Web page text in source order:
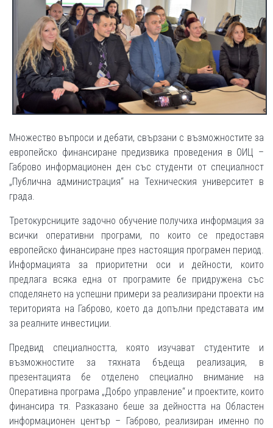
Множество въпроси и дебати, свързани с възможностите за
европейско финансиране предизвика проведения в ОИЦ –
Габрово информационен ден със студенти от специалност
„Публична администрация“ на Техническия университет в
града.
Третокурсниците задочно обучение получиха информация за
всички оперативни програми, по които се предоставя
европейско финансиране през настоящия програмен период.
Информацията за приоритетни оси и дейности, които
предлага всяка една от програмите бе придружена със
споделянето на успешни примери за реализирани проекти на
територията на Габрово, което да допълни представата им
за реалните инвестиции.
Предвид специалността, която изучават студентите и
възможностите за тяхната бъдеща реализация, в
презентацията бе отделено специално внимание на
Оперативна програма „Добро управление“ и проектите, които
финансира тя. Разказано беше за дейността на Областен
информационен център – Габрово, реализиран именно по